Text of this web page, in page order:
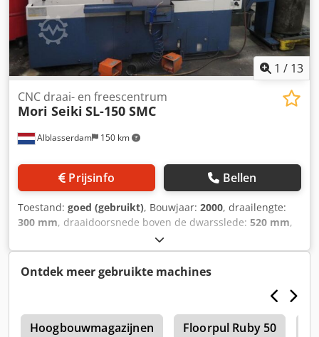
1 / 13
Alblasserdam 150 km
CNC draai- en freescentrum
Mori Seiki SL-150 SMC
Prijsinfo Bellen
Toestand: goed (gebruikt), Bouwjaar: 2000, draailengte:
300 mm, draaidoorsnede boven de dwarsslede: 520 mm,
, spilsnelheid (max.):
verplaatsingsafstand X-as:219 mm, verplaatsingsafstand
Z-as:310 mm, Mori Seiki SL-150 SMC CNC Draaicentrum
met Dubbele Spil (2000) Machinetype: CNC draaicentrum
Bouwjaar: 2000 Serienummer: 1352 Besturingssysteem:
Mori Seiki SMC-501 Dubbele spil (hoofdas & subspil)
Revolver met aangedreven gereedschappen C-as: 0,001°
Ontdek meer gebruikte machines
Hoogbouwmagazijnen Floorpul Ruby 50